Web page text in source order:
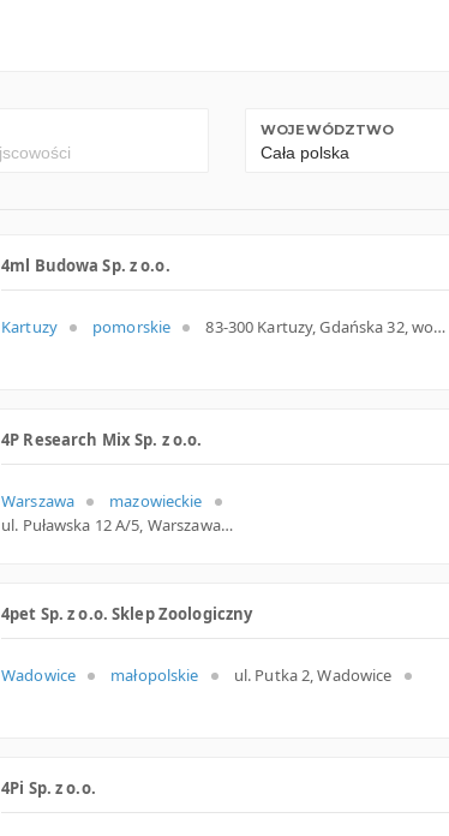
WOJEWÓDZTWO
4ml Budowa Sp. z o.o.
Kartuzy pomorskie 83-300 Kartuzy, Gdańska 32, woj. Pomorskie, pow. Kartuski, gm. Kartuzy
4P Research Mix Sp. z o.o.
Warszawa
mazowieckie
ul. Puławska 12 A/5, Warszawa
4pet Sp. z o.o. Sklep Zoologiczny
Wadowice małopolskie ul. Putka 2, Wadowice
4Pi Sp. z o.o.